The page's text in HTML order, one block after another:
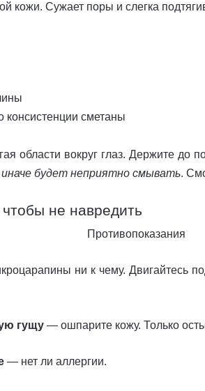
кожи. Сужает поры и слегка
консистенции сметаны
области вокруг глаз. Держите до
будет неприятно смывать.
не навредить
ни к чему. Двигайтесь
гущу— ошпарите кожу. Только
— нет ли аллергии.